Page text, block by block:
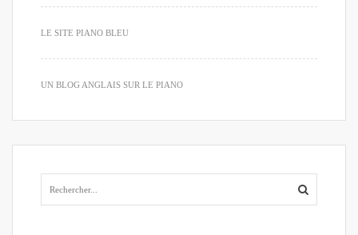
LE SITE PIANO BLEU
UN BLOG ANGLAIS SUR LE PIANO